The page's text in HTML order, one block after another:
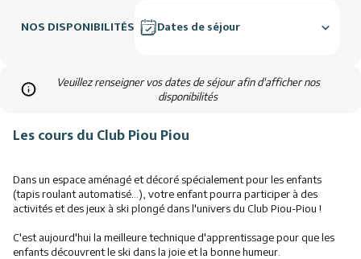
NOS DISPONIBILITÉS Dates de séjour
Veuillez renseigner vos dates de séjour afin d'afficher nos
disponibilités
Les cours du Club Piou Piou
Dans un espace aménagé et décoré spécialement pour les enfants
(tapis roulant automatisé...), votre enfant pourra participer à des
activités et des jeux à ski plongé dans l'univers du Club Piou-Piou !
C'est aujourd'hui la meilleure technique d'apprentissage pour que les
enfants découvrent le ski dans la joie et la bonne humeur.